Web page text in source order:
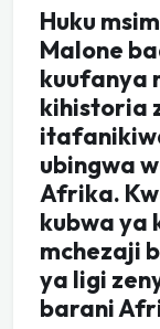
Huku
Malone
kuufanya
kihistoria
ubingwa
Afrika.
kubwa ya
mchezaji
ya ligi
barani